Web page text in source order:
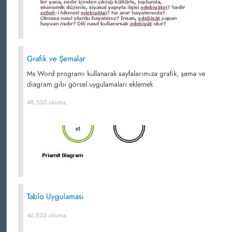
Grafik ve Şemalar
Ms Word programı kullanarak sayfalarımıza grafik, şema ve
diagram gibi görsel uygulamaları eklemek
48,550 okuma,
Tablo Uygulaması
46,835 okuma,